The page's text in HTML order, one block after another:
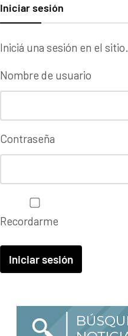
Iniciar sesión
Iniciá una sesión en el sitio.
Nombre de usuario
Contraseña
Recordarme